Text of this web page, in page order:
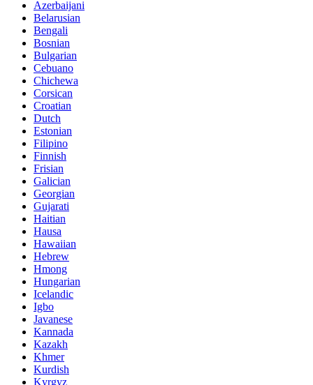
Azerbaijani
Belarusian
Bengali
Bosnian
Bulgarian
Cebuano
Chichewa
Corsican
Croatian
Dutch
Estonian
Filipino
Finnish
Frisian
Galician
Georgian
Gujarati
Haitian
Hausa
Hawaiian
Hebrew
Hmong
Hungarian
Icelandic
Igbo
Javanese
Kannada
Kazakh
Khmer
Kurdish
Kyrgyz